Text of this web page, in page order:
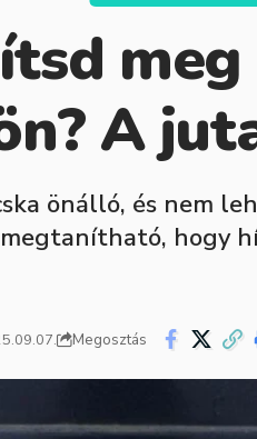
A
önálló, és nem
hogy
Megosztás